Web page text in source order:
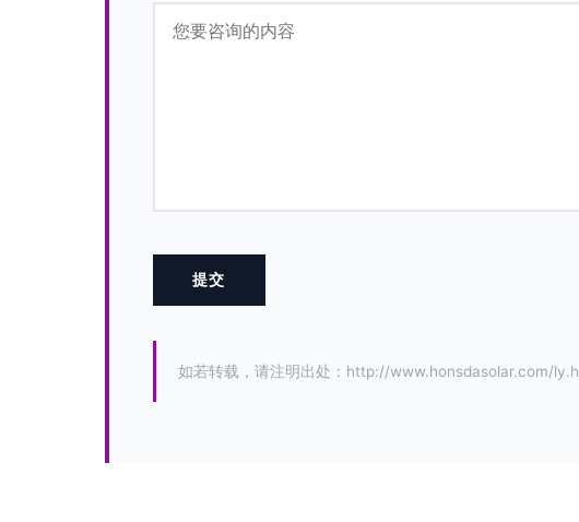
如若转载，请注明出处：http://www.honsdasolar.com/